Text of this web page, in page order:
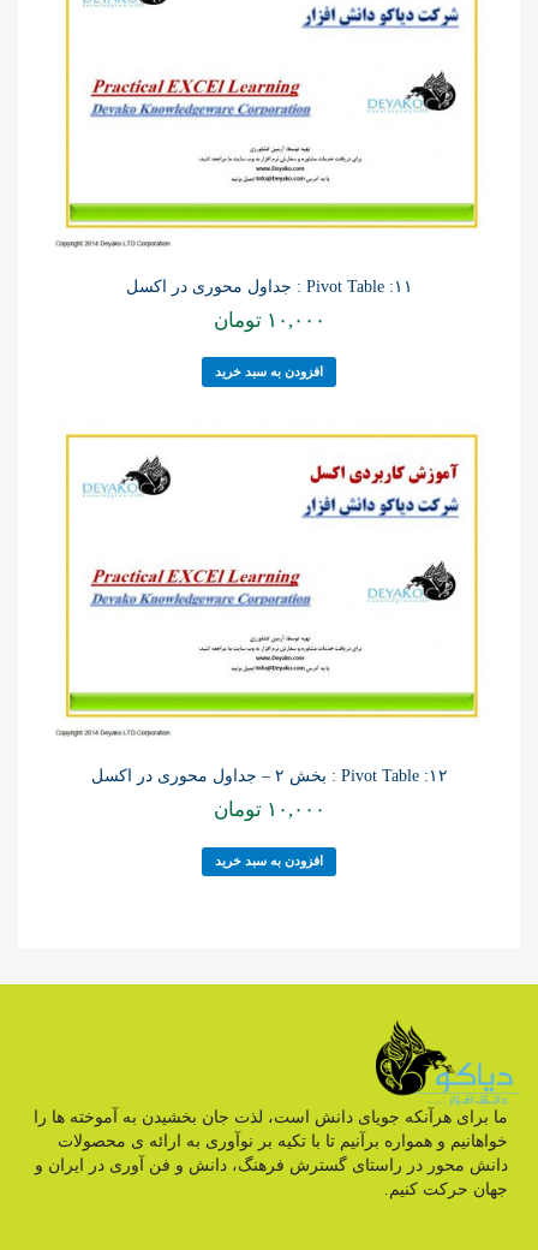
۱۱: Pivot Table : جداول محوری در اکسل
۱۰,۰۰۰ تومان
افزودن به سبد خرید
۱۲: Pivot Table : بخش ۲ – جداول محوری در اکسل
۱۰,۰۰۰ تومان
افزودن به سبد خرید
ما برای هرآنکه جویای دانش است، لذت جان بخشیدن به آموخته ها را
خواهانیم و همواره برآنیم تا با تکیه بر نوآوری به ارائه ی محصولات
دانش محور در راستای گسترش فرهنگ، دانش و فن آوری در ایران و
جهان حرکت کنیم.